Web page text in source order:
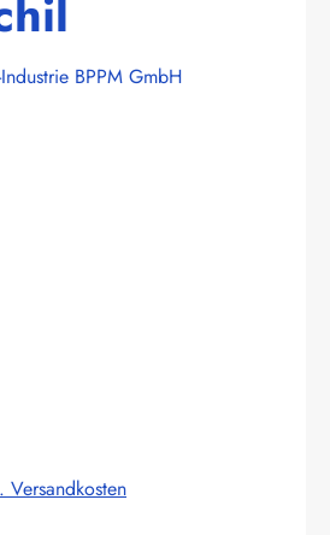
BPPM GmbH